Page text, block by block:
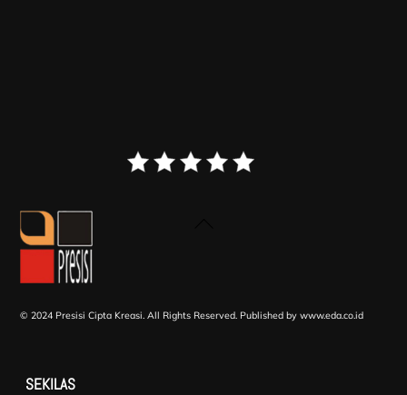
© 2024 Presisi Cipta Kreasi. All Rights Reserved. Published by www.eda.co.id
SEKILAS